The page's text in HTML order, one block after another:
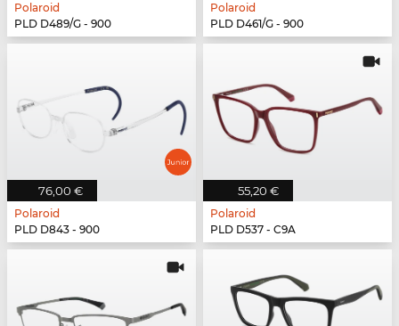
Polaroid
PLD D489/G - 900
Polaroid
PLD D461/G - 900
76,00 €
Polaroid
PLD D843 - 900
55,20 €
Polaroid
PLD D537 - C9A